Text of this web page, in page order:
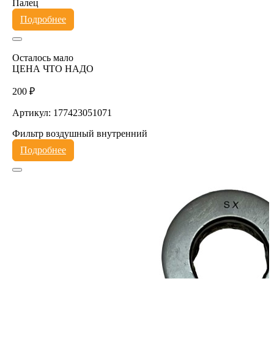
Палец
Подробнее
Осталось мало
ЦЕНА ЧТО НАДО
200 ₽
Артикул: 177423051071
Фильтр воздушный внутренний
Подробнее